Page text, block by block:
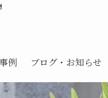
例 ブログ・お知らせ